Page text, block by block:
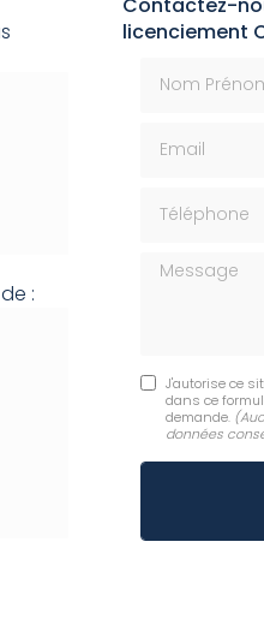
:
licenciement
Message
J'autorise ce
dans ce
demande.
données